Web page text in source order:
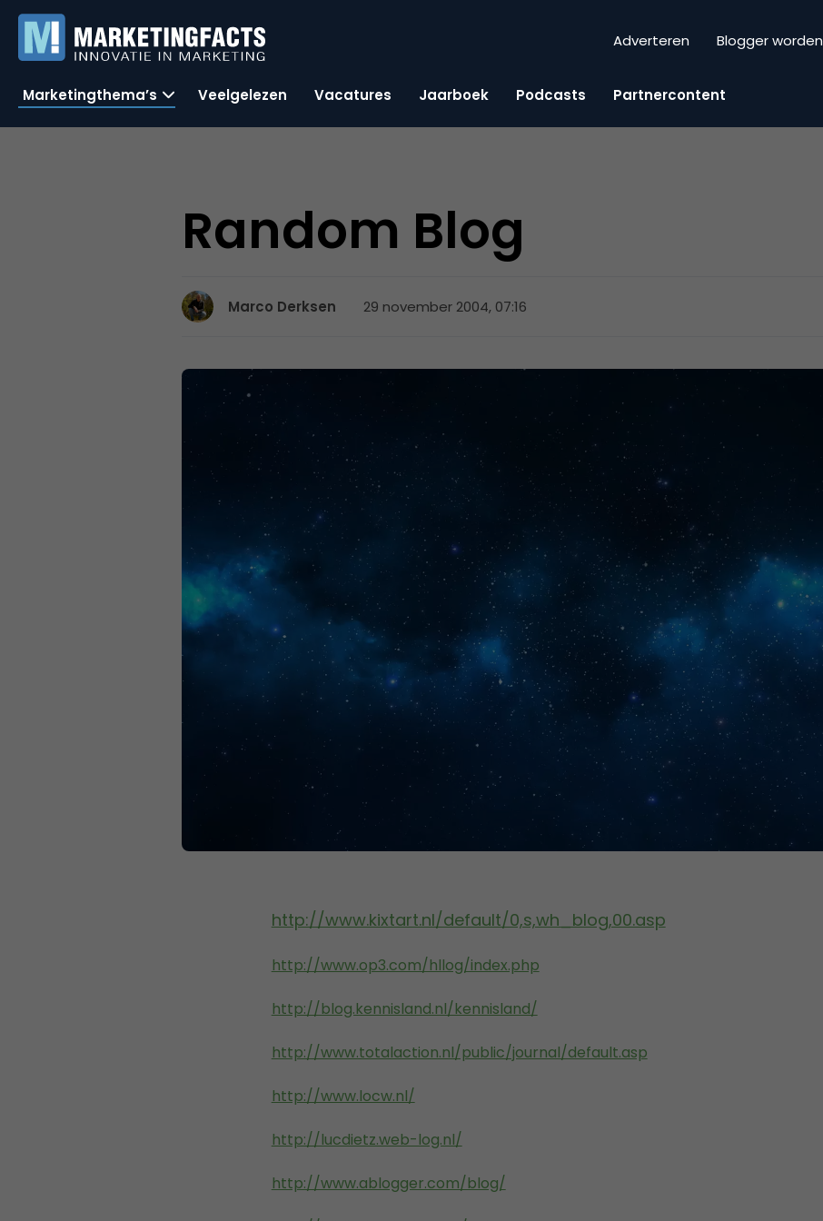
Adverteren Blogger worden
Marketingthema’s Veelgelezen Vacatures Jaarboek Podcasts Partnercontent
Random Blog
Marco Derksen 29 november 2004, 07:16
http://www.kixtart.nl/default/0,s,wh_blog,00.asp
http://www.op3.com/hllog/index.php
http://blog.kennisland.nl/kennisland/
http://www.totalaction.nl/public/journal/default.asp
http://www.locw.nl/
http://lucdietz.web-log.nl/
http://www.ablogger.com/blog/